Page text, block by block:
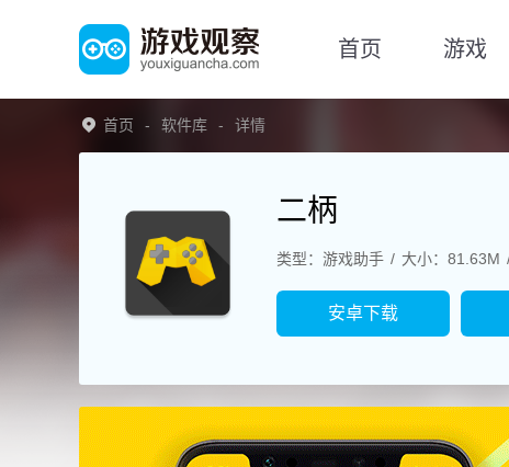
首页 游戏
首页 软件库 详情
二柄
类型：游戏助手 大小：81.63M
安卓下载